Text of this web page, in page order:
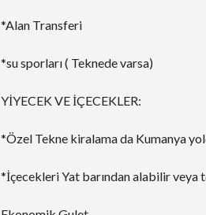
*Alan Transferi
*su sporları ( Teknede varsa)
YİYECEK VE İÇECEKLER:
*Özel Tekne kiralama da Kumanya
*İçecekleri Yat barından alabilir